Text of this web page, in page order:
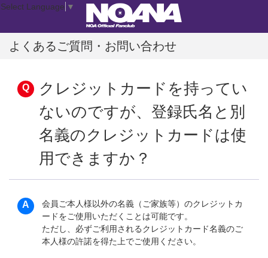
よくあるご質問・お問い合わせ
クレジットカードを持ってい
ないのですが、登録氏名と別
名義のクレジットカードは使
用できますか？
会員ご本人様以外の名義（ご家族等）のクレジットカ
ードをご使用いただくことは可能です。
ただし、必ずご利用されるクレジットカード名義のご
本人様の許諾を得た上でご使用ください。
Select Language ▼